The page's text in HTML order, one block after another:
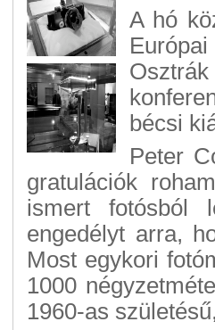
A hó
Osztrák
bécsi
Peter
gratulációk
ismert fotósból
engedélyt arra,
Most egykori
1000
1960-as